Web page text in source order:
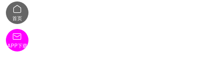

首页

APP下载